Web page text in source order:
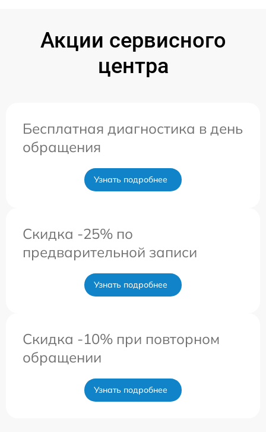
Акции сервисного
центра
Бесплатная диагностика в день
обращения
Узнать подробнее
Скидка -25% по
предварительной записи
Узнать подробнее
Скидка -10% при повторном
обращении
Узнать подробнее